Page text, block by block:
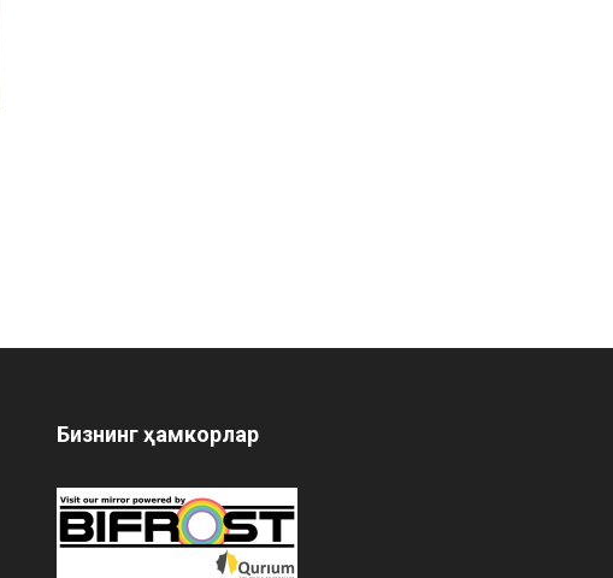
Бизнинг ҳамкорлар